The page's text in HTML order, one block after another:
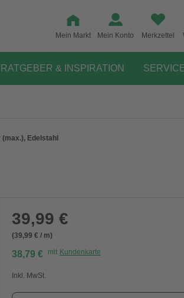
Mein Markt Mein Konto Merkzettel
RATGEBER & INSPIRATION
Edelstahl
39,99 €
(39,99 € / m)
38,79 € mit Kundenkarte
Inkl. MwSt.